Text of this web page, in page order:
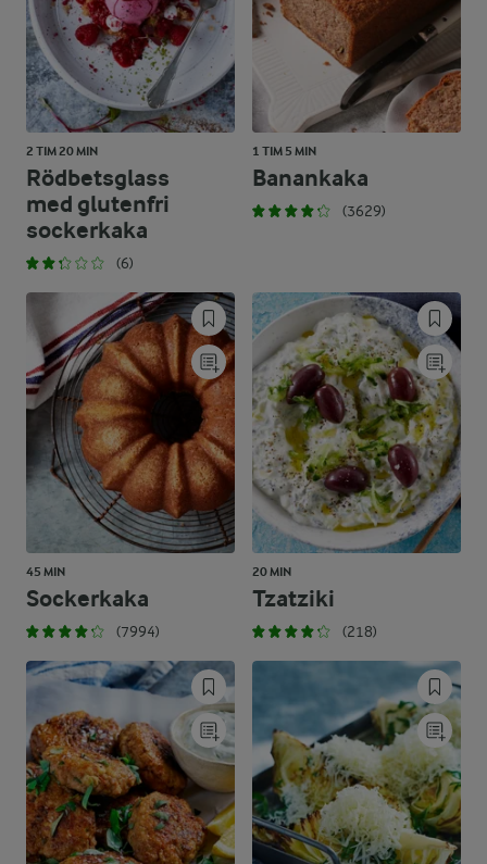
2 TIM 20 MIN
Rödbetsglass
med glutenfri
sockerkaka
(6)
1 TIM 5 MIN
Banankaka
(3629)
45 MIN
Sockerkaka
(7994)
20 MIN
Tzatziki
(218)